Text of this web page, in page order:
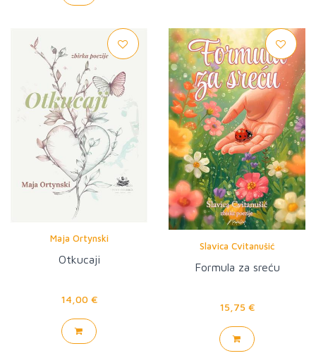
Maja Ortynski
Otkucaji
14,00 €
Slavica Cvitanušić
Formula za sreću
15,75 €